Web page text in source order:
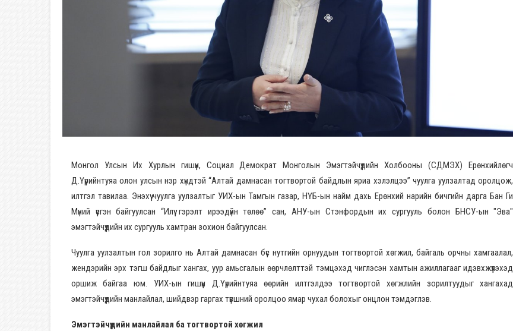
Монгол Улсын Их Хурлын гишүүн, Социал Демократ Монголын Эмэгтэйчүүдийн Холбооны (СДМЭХ) Ерөнхийлөгч
Д.Үүрийнтуяа олон улсын нэр хүндтэй “Алтай дамнасан тогтвортой байдлын яриа хэлэлцээ” чуулга уулзалтад оролцож,
илтгэл тавилаа. Энэхүү чуулга уулзалтыг УИХ-ын Тамгын газар, НҮБ-ын найм дахь Ерөнхий нарийн бичгийн дарга Бан Ги
Мүний үүсгэн байгуулсан “Илүү гэрэлт ирээдүйн төлөө” сан, АНУ-ын Стэнфордын их сургууль болон БНСУ-ын "Эва"
эмэгтэйчүүдийн их сургууль хамтран зохион байгуулсан.
Чуулга уулзалтын гол зорилго нь Алтай дамнасан бүс нутгийн орнуудын тогтвортой хөгжил, байгаль орчны хамгаалал,
жендэрийн эрх тэгш байдлыг хангах, уур амьсгалын өөрчлөлттэй тэмцэхэд чиглэсэн хамтын ажиллагааг идэвхжүүлэхэд
оршиж байгаа юм. УИХ-ын гишүүн Д.Үүрийнтуяа өөрийн илтгэлдээ тогтвортой хөгжлийн зорилтуудыг хангахад
эмэгтэйчүүдийн манлайлал, шийдвэр гаргах түвшний оролцоо ямар чухал болохыг онцлон тэмдэглэв.
Эмэгтэйчүүдийн манлайлал ба тогтвортой хөгжил